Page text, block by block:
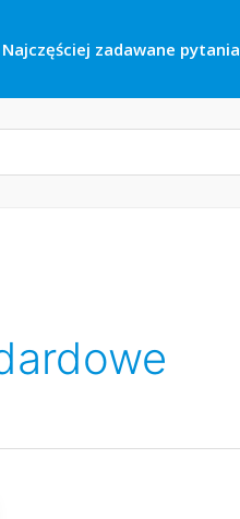
Najczęściej zadawane pytania